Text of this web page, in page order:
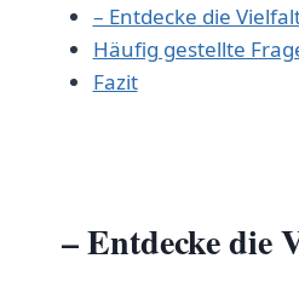
– Entdecke die
Häufig gestellte
Fazit
– Entdecke ‍die